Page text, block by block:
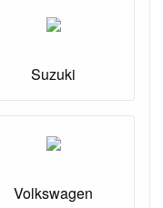
Suzuki
Volkswagen